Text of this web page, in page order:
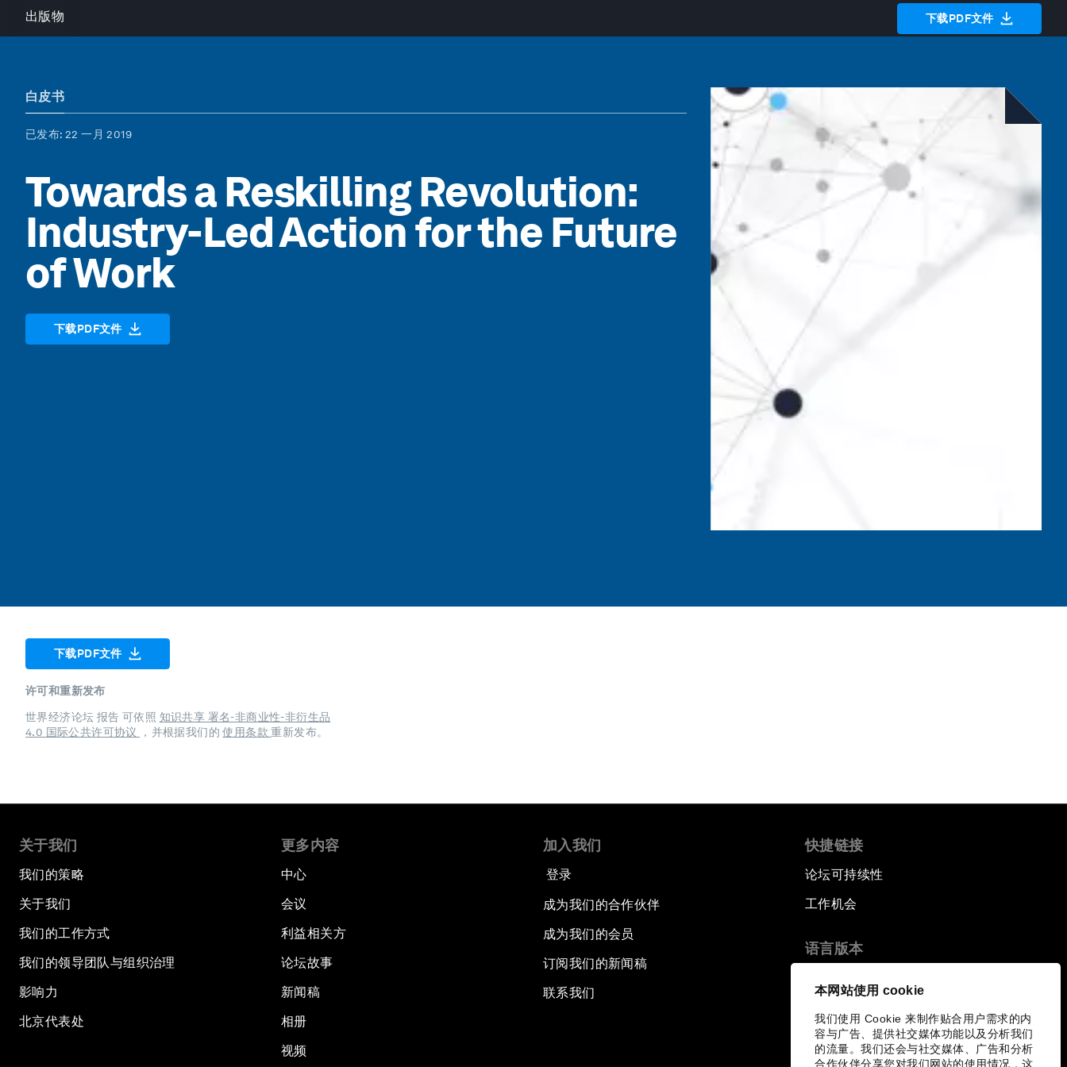
本网站使用 cookie
我们使用 Cookie 来制作贴合用户需求的内
容与广告、提供社交媒体功能以及分析我们
的流量。我们还会与社交媒体、广告和分析
合作伙伴分享您对我们网站的使用情况，这
出版物 下载PDF文件
白皮书
已发布: 22 一月 2019
Towards a Reskilling Revolution:
Industry-Led Action for the Future
of Work
下载PDF文件
下载PDF文件
许可和重新发布
世界经济论坛 报告 可依照 知识共享 署名-非商业性-非衍生品
4.0 国际公共许可协议
，并根据我们的使用条款重新发布。
关于我们
我们的策略
关于我们
我们的工作方式
我们的领导团队与组织治理
影响力
北京代表处
更多内容
中心
会议
利益相关方
论坛故事
新闻稿
相册
视频
加入我们
登录
成为我们的合作伙伴
成为我们的会员
订阅我们的新闻稿
联系我们
快捷链接
论坛可持续性
工作机会
语言版本